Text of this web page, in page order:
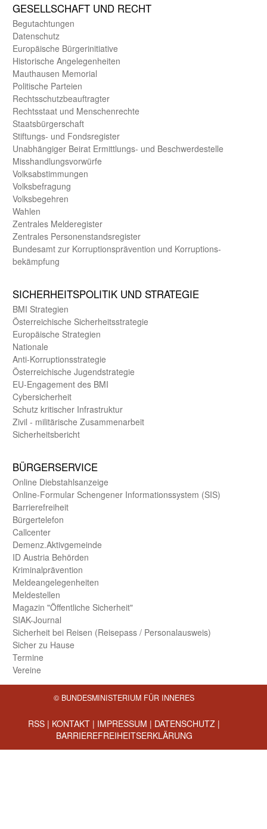
GE­SELL­SCHAFT UND RECHT
Begut­achtungen
Daten­schutz
Europäische Bürger­initiative
Historische Angelegen­heiten
Mauthausen Memorial
Politische Parteien
Rechts­schutz­beauftragter
Rechts­staat und Menschen­rechte
Staats­bürger­schaft
Stiftungs- und Fonds­register
Unab­hängiger Beirat Ermittlungs- und Beschwerde­stelle
Misshandlungs­vorwürfe
Volks­abstimmungen
Volks­befragung
Volks­begehren
Wahlen
Zentrales Melde­register
Zentrales Personen­stands­register
Bundes­amt zur Korrup­tions­prävention und Korrup­tions­
bekämpfung
SICHER­HEITS­POLITIK UND STRATEGIE
BMI Strategien
Öster­reichische Sicherheits­strategie
Europäische Strategien
Nationale
Anti-Korruptions­strategie
Öster­reichische Jugend­strategie
EU-Engagement des BMI
Cybersicherheit
Schutz kritischer Infra­struktur
Zivil - militärische Zusammen­arbeit
Sicherheits­bericht
BÜRGER­SERVICE
Online Diebstahls­anzeige
Online-Formular Schengener Informationssystem (SIS)
Barriere­freiheit
Bürger­telefon
Call­center
Demenz.Aktiv­gemeinde
ID Austria Behörden
Kriminal­prävention
Melde­an­ge­le­gen­heiten
Meld­estellen
Magazin "Öffentliche Sicherheit"
SIAK-Journal
Sicherheit bei Reisen (Reise­pass / Personal­ausweis)
Sicher zu Hause
Termine
Vereine
© BUNDESMINISTERIUM FÜR INNERES
RSS | KONTAKT | IMPRESSUM | DATENSCHUTZ |
BARRIEREFREIHEITSERKLÄRUNG